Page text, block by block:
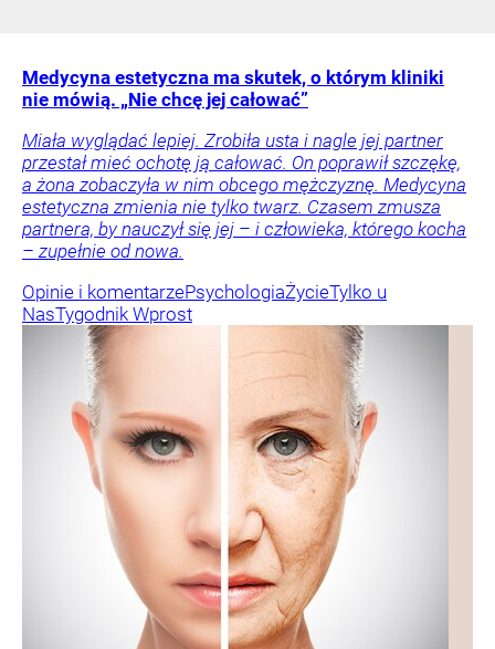
Medycyna estetyczna ma skutek, o którym kliniki
nie mówią. „Nie chcę jej całować”
Miała wyglądać lepiej. Zrobiła usta i nagle jej partner
przestał mieć ochotę ją całować. On poprawił szczękę,
a żona zobaczyła w nim obcego mężczyznę. Medycyna
estetyczna zmienia nie tylko twarz. Czasem zmusza
partnera, by nauczył się jej – i człowieka, którego kocha
– zupełnie od nowa.
Opinie i komentarzePsychologiaŻycieTylko u
NasTygodnik Wprost